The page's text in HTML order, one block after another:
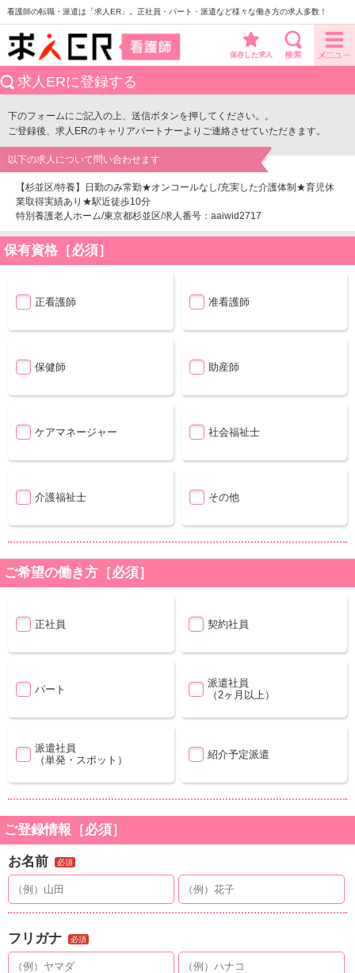
看護師の転職・派遣は「求人ER」。正社員・パート・派遣など様々な働き方の求人多数！
保存した求人
求人ERに登録する
下のフォームにご記入の上、送信ボタンを押してください。。
ご登録後、求人ERのキャリアパートナーよりご連絡させていただきます。
以下の求人について問い合わせます
【杉並区/特養】日勤のみ常勤★オンコールなし/充実した介護体制★育児休
業取得実績あり★駅近徒歩10分
特別養護老人ホーム/東京都杉並区/求人番号：aaiwid2717
保有資格［必須］
正看護師 准看護師
保健師 助産師
ケアマネージャー 社会福祉士
介護福祉士 その他
ご希望の働き方［必須］
正社員 契約社員
パート
派遣社員
（2ヶ月以上）
派遣社員
（単発・スポット）
紹介予定派遣
ご登録情報［必須］
お名前 必須
フリガナ 必須